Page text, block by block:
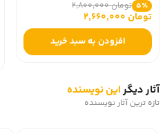
5٪ تومان 2,800,000
تومان 2,660,000
افزودن به سبد خرید
آثار دیگراین نویسنده
تازه ترین آثار نویسنده